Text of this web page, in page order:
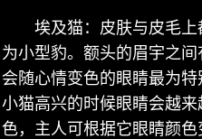
埃及猫：皮肤与皮毛
为小型豹。额头的眉宇之间
会随心情变色的眼睛最为特
小猫高兴的时候眼睛会越
色，主人可根据它眼睛颜